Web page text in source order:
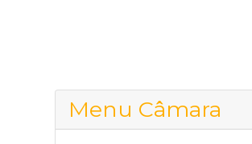
Menu Câmara